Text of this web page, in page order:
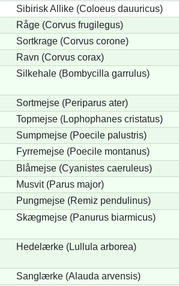
Sibirisk Allike (Coloeus dauuricus)
Råge (Corvus frugilegus)
Sortkrage (Corvus corone)
Ravn (Corvus corax)
Silkehale (Bombycilla garrulus)
Sortmejse (Periparus ater)
Topmejse (Lophophanes cristatus)
Sumpmejse (Poecile palustris)
Fyrremejse (Poecile montanus)
Blåmejse (Cyanistes caeruleus)
Musvit (Parus major)
Pungmejse (Remiz pendulinus)
Skægmejse (Panurus biarmicus)
Hedelærke (Lullula arborea)
Sanglærke (Alauda arvensis)